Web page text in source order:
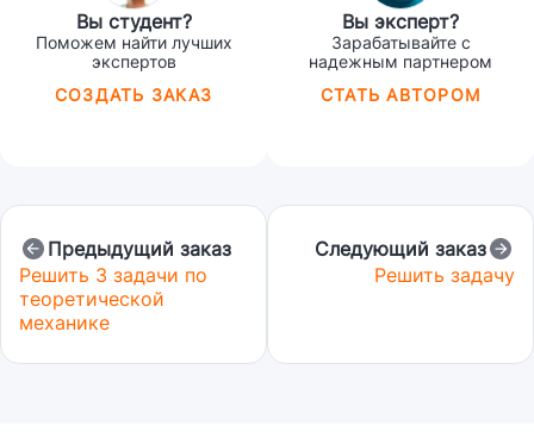
Вы студент?
Поможем найти лучших
экспертов
СОЗДАТЬ ЗАКАЗ
Вы эксперт?
Зарабатывайте с
надежным партнером
СТАТЬ АВТОРОМ
Предыдущий заказ
Решить 3 задачи по
теоретической
механике
Следующий заказ
Решить задачу